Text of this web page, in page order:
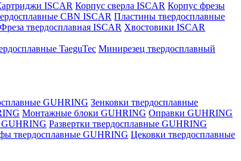
ISCAR Корпус сверла ISCAR Корпус фрезы
CBN ISCAR Пластины твердосплавные
Фреза твердосплавная ISCAR Хвостовики ISCAR
TaeguTec Минирезец твердосплавный
GUHRING Зенковки твердосплавные
Монтажные блоки GUHRING Оправки GUHRING
GUHRING Развертки твердосплавные GUHRING
твердосплавные GUHRING Цековки твердосплавные